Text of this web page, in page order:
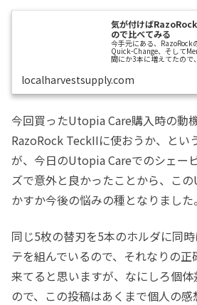
気が付けば
ので比べてみる
今手元にある、RazoRock
Quick-Change、そして
間にか3本に増えてたので
破格値で買った
く、スムーズにそれると
FEATHERハイステン...
localharvestsupply.com
今回買ったUtopia Care購入時の動
RazoRock TeckIIに使おうか、とい
が、今日のUtopia Careでのシェー
ズで意外と良かったことから、こ
かすか今後の悩みの種となりました。
同じ5枚の替刃を5本のホルダに同
テを組んでいるので、それなりの
来てると思いますが、なにしろ個
ので、この投稿はあくまで個人の